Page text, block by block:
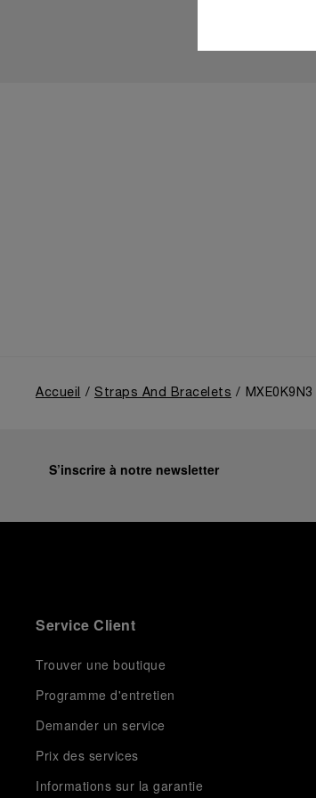
Accueil Straps And Bracelets MXE0K9N3
S’inscrire à notre newsletter
Service Client
Trouver une boutique
Programme d'entretien
Demander un service
Prix des services
Informations sur la garantie